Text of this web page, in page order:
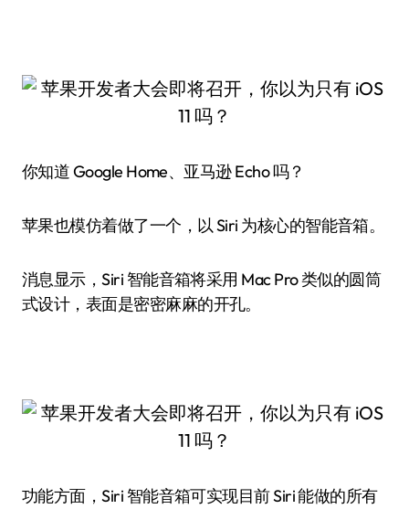
你知道 Google Home、亚马逊 Echo 吗？
苹果也模仿着做了一个，以 Siri 为核心的智能音箱。
消息显示，Siri 智能音箱将采用 Mac Pro 类似的圆筒
式设计，表面是密密麻麻的开孔。
功能方面，Siri 智能音箱可实现目前 Siri 能做的所有